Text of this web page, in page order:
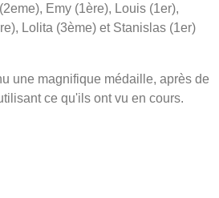
Emy (1ère), Louis (1er),
Lolita (3ème) et Stanislas (1er)
une magnifique médaille, après de
ce qu'ils ont vu en cours.